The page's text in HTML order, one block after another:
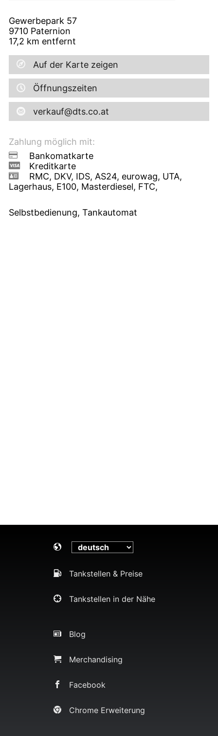
Gewerbepark 57
9710 Paternion
17,2 km entfernt
Auf der Karte zeigen
Öffnungszeiten
verkauf@dts.co.at
Zahlung möglich mit:
Bankomatkarte
Kreditkarte
RMC, DKV, IDS, AS24, eurowag, UTA,
Lagerhaus, E100, Masterdiesel, FTC,
Selbstbedienung, Tankautomat
Tankstellen & Preise
Tankstellen in der Nähe
Blog
Merchandising
Facebook
Chrome Erweiterung